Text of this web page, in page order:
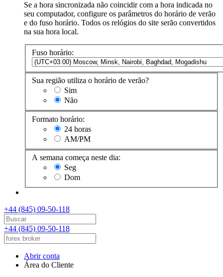
Se a hora sincronizada não coincidir com a hora indicada no
seu computador, configure os parâmetros do horário de verão
e do fuso horário. Todos os relógios do site serão convertidos
na sua hora local.
Fuso horário:
Sua região utiliza o horário de verão?
Sim
Não
Formato horário:
24 horas
AM/PM
A semana começa neste dia:
Seg
Dom
+44 (845) 09-50-118
+44 (845) 09-50-118
Abrir conta
Área do Cliente